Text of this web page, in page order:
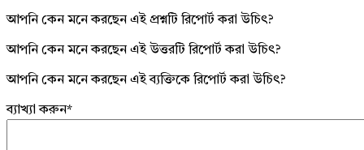
আপনি কেন মনে করছেন এই প্রশ্নটি রিপোর্ট করা উচিৎ?
আপনি কেন মনে করছেন এই উত্তরটি রিপোর্ট করা উচিৎ?
আপনি কেন মনে করছেন এই ব্যক্তিকে রিপোর্ট করা উচিৎ?
ব্যাখ্যা করুন*